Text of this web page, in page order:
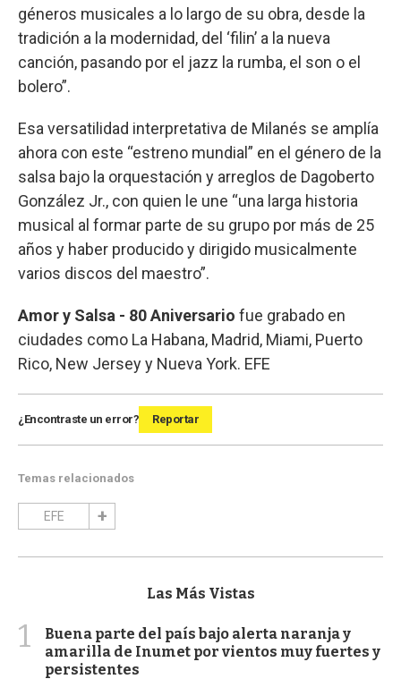
géneros musicales a lo largo de su obra, desde la
tradición a la modernidad, del ‘filin’ a la nueva
canción, pasando por el jazz la rumba, el son o el
bolero”.
Esa versatilidad interpretativa de Milanés se amplía
ahora con este “estreno mundial” en el género de la
salsa bajo la orquestación y arreglos de Dagoberto
González Jr., con quien le une “una larga historia
musical al formar parte de su grupo por más de 25
años y haber producido y dirigido musicalmente
varios discos del maestro”.
Amor y Salsa - 80 Aniversario fue grabado en
ciudades como La Habana, Madrid, Miami, Puerto
Rico, New Jersey y Nueva York. EFE
¿Encontraste un error? Reportar
Temas relacionados
EFE
Las Más Vistas
1
Buena parte del país bajo alerta naranja y
amarilla de Inumet por vientos muy fuertes y
persistentes